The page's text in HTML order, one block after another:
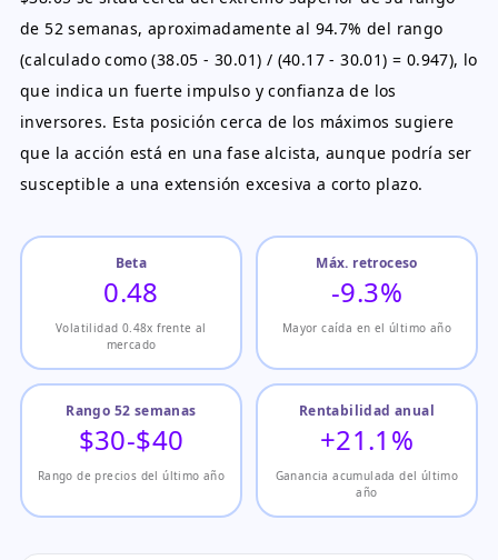
de 52 semanas, aproximadamente al 94.7% del rango
(calculado como (38.05 - 30.01) / (40.17 - 30.01) = 0.947), lo
que indica un fuerte impulso y confianza de los
inversores. Esta posición cerca de los máximos sugiere
que la acción está en una fase alcista, aunque podría ser
susceptible a una extensión excesiva a corto plazo.
Beta
0.48
Volatilidad 0.48x frente al
mercado
Máx. retroceso
-9.3%
Mayor caída en el último año
Rango 52 semanas
$30-$40
Rango de precios del último año
Rentabilidad anual
+21.1%
Ganancia acumulada del último
año